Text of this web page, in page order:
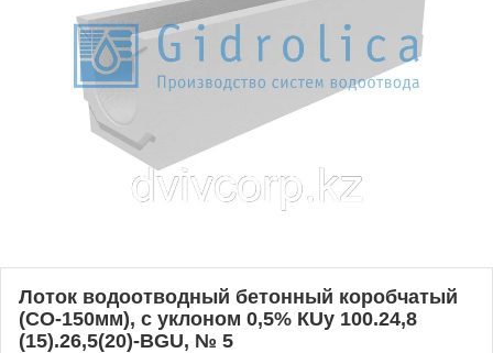
Лоток водоотводный бетонный коробчатый
(СО-150мм), с уклоном 0,5% КUу 100.24,8
(15).26,5(20)-BGU, № 5